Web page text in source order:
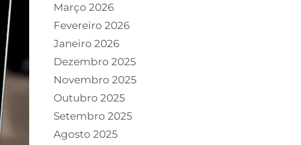
Março 2026
Fevereiro 2026
Janeiro 2026
Dezembro 2025
Novembro 2025
Outubro 2025
Setembro 2025
Agosto 2025